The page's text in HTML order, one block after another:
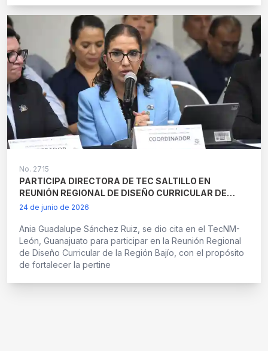
No. 2715
PARTICIPA DIRECTORA DE TEC SALTILLO EN
REUNIÓN REGIONAL DE DISEÑO CURRICULAR DE
REGIÓN BAJÍO CELEBRADA EN EL TECNM-LEÓN
24 de junio de 2026
Ania Guadalupe Sánchez Ruiz, se dio cita en el TecNM-
León, Guanajuato para participar en la Reunión Regional
de Diseño Curricular de la Región Bajío, con el propósito
de fortalecer la pertine